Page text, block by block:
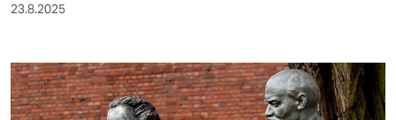
fragen & hilfe
abo
genossenschaft
23.8.2025